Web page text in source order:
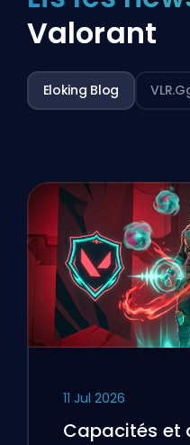
Valorant
Eloking Blog
11 Jul 2026
Capacités et